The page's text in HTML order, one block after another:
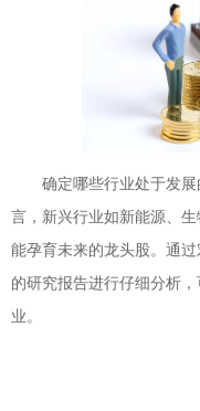
确定哪些行业处于发
言，新兴行业如新能源、
能孕育未来的龙头股。通
的研究报告进行仔细分析
业。